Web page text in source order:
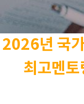
2026년 국
최고멘